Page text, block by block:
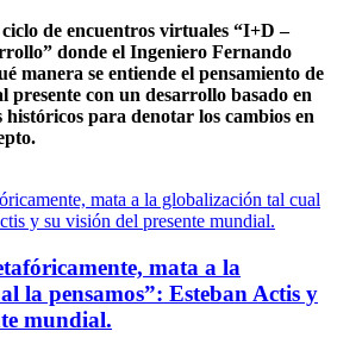
de encuentros virtuales “I+D –
donde el Ingeniero Fernando
manera se entiende el pensamiento de
presente con un desarrollo basado en
para denotar los cambios en
mata a la
la pensamos”: Esteban Actis y
mundial.